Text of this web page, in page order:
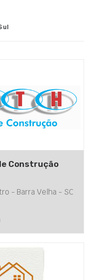
Construção
- Barra Velha - SC